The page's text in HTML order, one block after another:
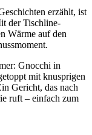
erzählt, ist
der Tischline-
Wärme auf den
Gnocchi in
mit knusprigen
Gericht, das nach
ruft – einfach zum